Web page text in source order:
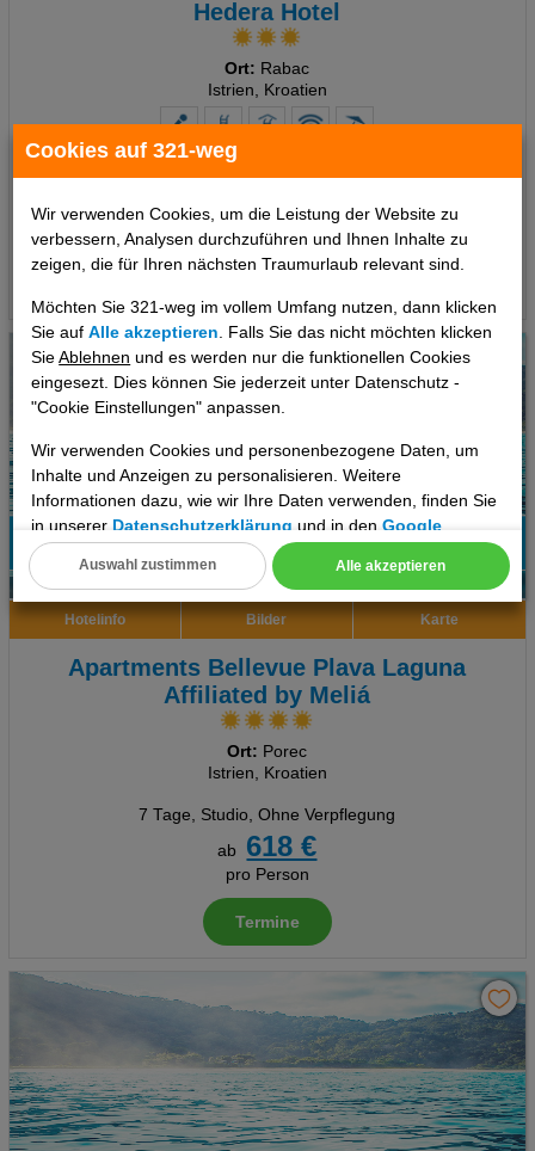
Cookies auf 321-weg
Wir verwenden Cookies, um die Leistung der Website zu
verbessern, Analysen durchzuführen und Ihnen Inhalte zu
zeigen, die für Ihren nächsten Traumurlaub relevant sind.
Möchten Sie 321-weg im vollem Umfang nutzen, dann klicken
Sie aufAlle akzeptieren . Falls Sie das nicht möchten klicken
SieAblehnen und es werden nur die funktionellen Cookies
eingesezt. Dies können Sie jederzeit unter Datenschutz -
"Cookie Einstellungen" anpassen.
Wir verwenden Cookies und personenbezogene Daten, um
Inhalte und Anzeigen zu personalisieren. Weitere
Informationen dazu, wie wir Ihre Daten verwenden, finden Sie
in unsererDatenschutzerklärung und in denGoogle
Datenschutz- und Nutzungsbedingungen
Cookie Einstellungen
Erweiterte Einstellungen
Alle akzeptieren
Auswahl zustimmen
Hedera Hotel
Ort: Rabac
Istrien, Kroatien
7 Tage, Doppelzimmer, Frühstück
ab 618 €
pro Person
Hotelinfo Bilder Karte
Apartments Bellevue Plava Laguna
Affiliated by Meliá
Ort: Porec
Istrien, Kroatien
7 Tage, Studio, Ohne Verpflegung
ab
618 €
pro Person
Termine